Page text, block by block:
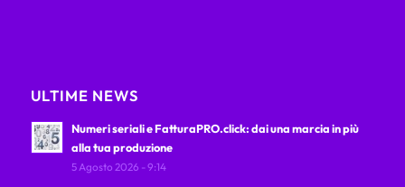
ULTIME NEWS
Numeri seriali e FatturaPRO.click: dai una marcia in più
alla tua produzione
5 Agosto 2026 - 9:14